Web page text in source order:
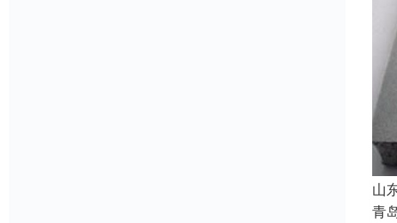
山
青